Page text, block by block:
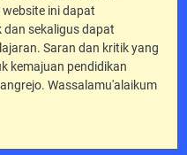
ini dapat
sekaligus dapat
Saran dan kritik yang
kemajuan pendidikan
Wassalamu'alaikum